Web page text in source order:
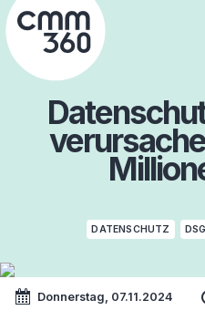
Skip
to
content
DATENSCHUTZ
Donnerstag, 07.11.2024